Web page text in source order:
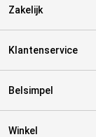
Zakelijk
Klantenservice
Belsimpel
Winkel